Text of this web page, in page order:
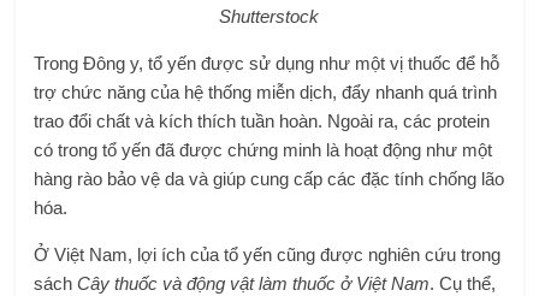
Shutterstock
Trong Đông y, tổ yến được sử dụng như một vị thuốc để hỗ
trợ chức năng của hệ thống miễn dịch, đẩy nhanh quá trình
trao đổi chất và kích thích tuần hoàn. Ngoài ra, các protein
có trong tổ yến đã được chứng minh là hoạt động như một
hàng rào bảo vệ da và giúp cung cấp các đặc tính chống lão
hóa.
Ở Việt Nam, lợi ích của tổ yến cũng được nghiên cứu trong
sáchCây thuốc và động vật làm thuốc ở Việt Nam. Cụ thể,